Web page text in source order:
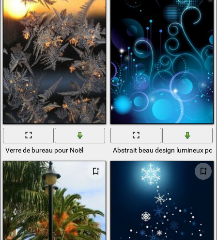
Verre de bureau pour Noël Abstrait beau design lumineux